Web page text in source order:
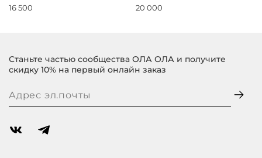
16 500 20 000
Станьте частью сообщества ОЛА ОЛА и получите
скидку 10% на первый онлайн заказ